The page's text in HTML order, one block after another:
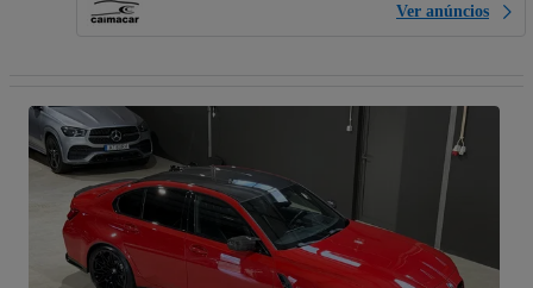
Ver anúncios